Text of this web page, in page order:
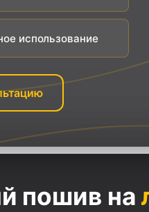
использование
пошив на